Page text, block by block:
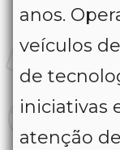
anos.
veículos
de
iniciativas
atenção